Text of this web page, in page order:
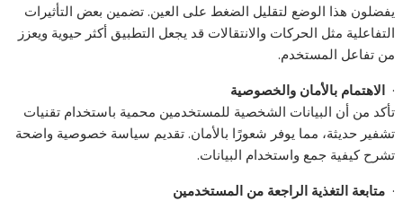
يفضلون هذا الوضع لتقليل الضغط على العين. تضمين بعض التأثيرات
التفاعلية مثل الحركات والانتقالات قد يجعل التطبيق أكثر حيوية ويعزز
من تفاعل المستخدم.
·الاهتمام بالأمان والخصوصية
تأكد من أن البيانات الشخصية للمستخدمين محمية باستخدام تقنيات
تشفير حديثة، مما يوفر شعورًا بالأمان. تقديم سياسة خصوصية واضحة
تشرح كيفية جمع واستخدام البيانات.
·متابعة التغذية الراجعة من المستخدمين